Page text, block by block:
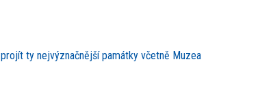
ty nejvýznačnější památky včetně Muzea